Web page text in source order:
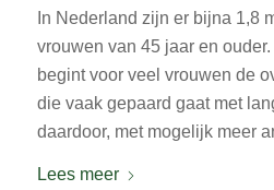
In Nederland zijn er bijna 1,8
vrouwen van 45 jaar en
begint voor veel vrouwen de
die vaak gepaard gaat met
daardoor, met mogelijk meer
Lees meer